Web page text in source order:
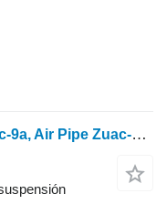
Hyundai Robex R140lc-9a, R160lc-9a, Air Pipe Zuac-00569, 35011804